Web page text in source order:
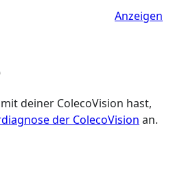
Anzeigen
deiner ColecoVision hast,
der ColecoVision an.